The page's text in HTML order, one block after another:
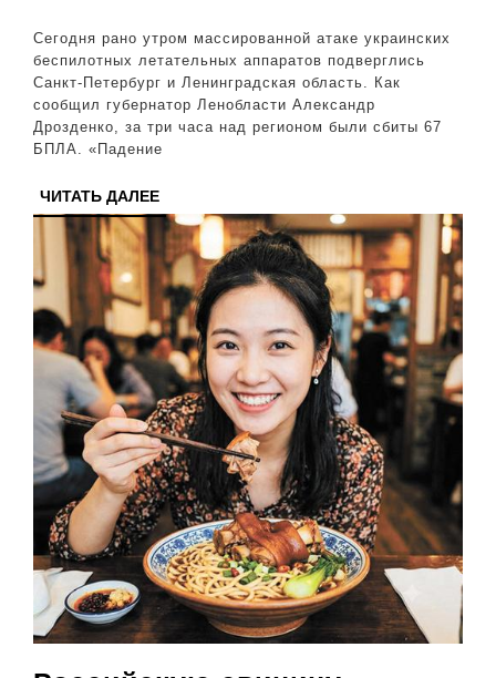
атаке
ВСУ
Сегодня рано утром массированной атаке украинских
беспилотных летательных аппаратов подверглись
Санкт-Петербург и Ленинградская область. Как
сообщил губернатор Ленобласти Александр
Дрозденко, за три часа над регионом были сбиты 67
БПЛА. «Падение
ЧИТАТЬ ДАЛЕЕЧИТАТЬ
ДАЛЕЕ